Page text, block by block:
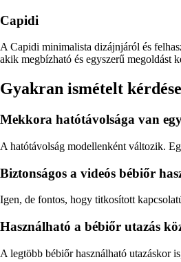
Capidi
A Capidi minimalista dizájnjáról és
akik megbízható és egyszerű megoldást
Gyakran ismételt
Mekkora hatótávolsága van
A hatótávolság modellenként változik.
Biztonságos a videós bébiőr
Igen, de fontos, hogy titkosított
Használható a bébiőr utazás
A legtöbb bébiőr használható utazáskor